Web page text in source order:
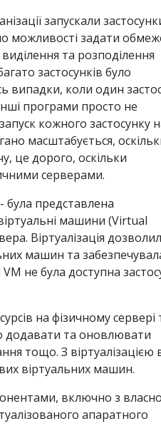
запускали
можливості задати
та розподілення
застосунків було
випадки, коли один
програми просто не
кожного застосунку
масштабується,
це дорого, оскільки
серверами.
була представлена
машини (Virtual
Віртуалізація
машин та
не була доступна
на фізичному сервері
додавати та оновлювати
тощо. З віртуалізацією
віртуальних машин.
включно з
апаратного